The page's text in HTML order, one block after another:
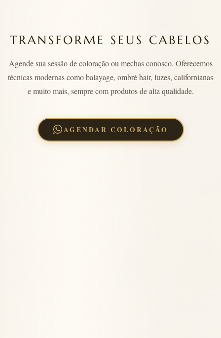
TRANSFORME SEUS CABELOS
Agende sua sessão de coloração ou mechas conosco. Oferecemos
técnicas modernas como balayage, ombré hair, luzes, californianas
e muito mais, sempre com produtos de alta qualidade.
AGENDAR COLORAÇÃO